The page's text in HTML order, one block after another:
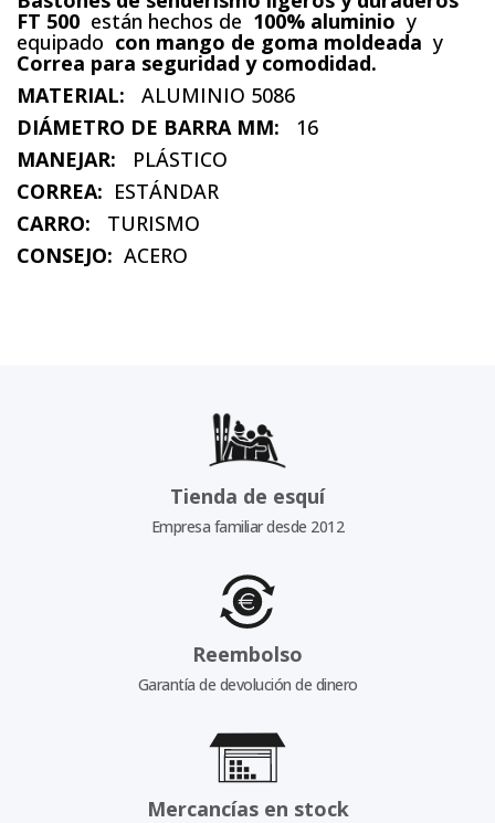
FT 500 están hechos de 100% aluminio y
equipado con mango de goma moldeada y
Correa para seguridad y comodidad.
MATERIAL:
ALUMINIO 5086
DIÁMETRO DE BARRA MM:
16
MANEJAR:
PLÁSTICO
CORREA: ESTÁNDAR
CARRO:
TURISMO
CONSEJO: ACERO
Tienda de esquí
Empresa familiar desde 2012
Reembolso
Garantía de devolución de dinero
Mercancías en stock